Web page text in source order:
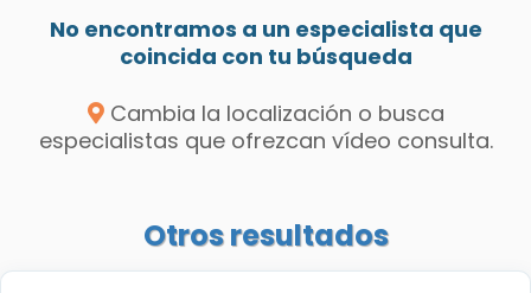
No encontramos a un especialista que
coincida con tu búsqueda
Cambia la localización o busca
especialistas que ofrezcan vídeo consulta.
Otros resultados